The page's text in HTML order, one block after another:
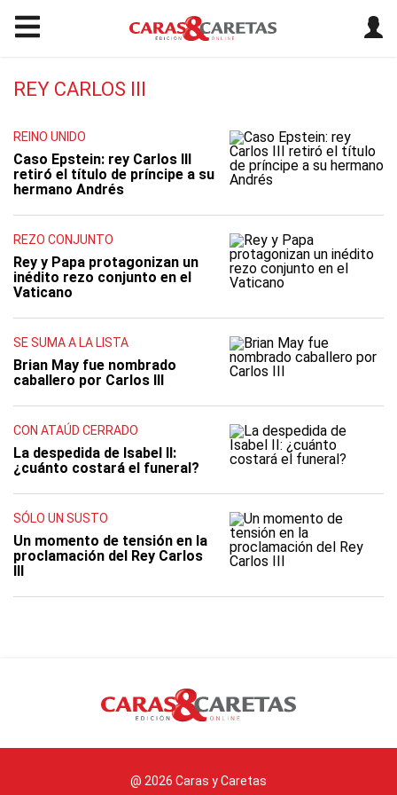
REY CARLOS III
REINO UNIDO
Caso Epstein: rey Carlos III
retiró el título de príncipe a su
hermano Andrés
REZO CONJUNTO
Rey y Papa protagonizan un
inédito rezo conjunto en el
Vaticano
SE SUMA A LA LISTA
Brian May fue nombrado
caballero por Carlos III
CON ATAÚD CERRADO
La despedida de Isabel II:
¿cuánto costará el funeral?
SÓLO UN SUSTO
Un momento de tensión en la
proclamación del Rey Carlos
III
@ 2026 Caras y Caretas